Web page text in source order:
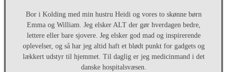
Bor i Kolding med min hustru Heidi og vores to skønne børn
Emma og William. Jeg elsker ALT der gør hverdagen bedre,
lettere eller bare sjovere. Jeg elsker god mad og inspirerende
oplevelser, og så har jeg altid haft et blødt punkt for gadgets og
lækkert udstyr til hjemmet. Til daglig er jeg medicinmand i det
danske hospitalsvæsen.